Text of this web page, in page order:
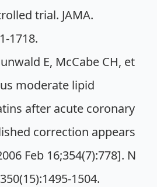
trial. JAMA.
1718.
E, McCabe CH, et
moderate lipid
after acute coronary
correction appears
Feb 16;354(7):778]. N
1504.